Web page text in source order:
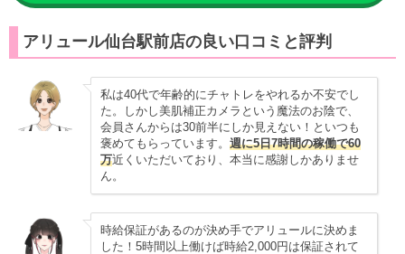
・社会保険加入可能
・夜間送迎サービスあり
アリュール仙台駅前店の良い口コミと評判
私は40代で年齢的にチャトレをやれるか不安でし
た。しかし美肌補正カメラという魔法のお陰で、
会員さんからは30前半にしか見えない！といつも
褒めてもらっています。 週に5日7時間の稼働で60
万近くいただいており、本当に感謝しかありませ
ん。
時給保証があるのが決め手でアリュールに決めま
した！5時間以上働けば時給2,000円は保証されて